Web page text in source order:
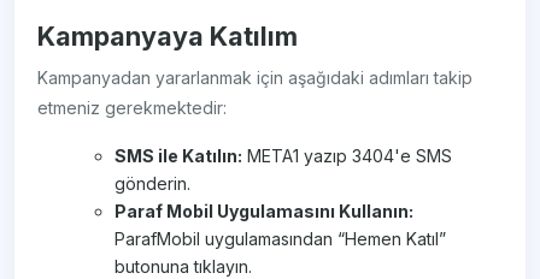
Kampanyaya Katılım
Kampanyadan yararlanmak için aşağıdaki adımları takip
etmeniz gerekmektedir:
SMS ile Katılın: META1 yazıp 3404'e SMS
gönderin.
Paraf Mobil Uygulamasını Kullanın:
ParafMobil uygulamasından “Hemen Katıl”
butonuna tıklayın.